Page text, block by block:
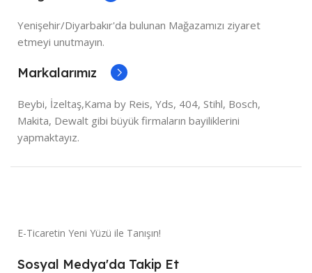
Yenişehir/Diyarbakır'da bulunan Mağazamızı ziyaret
etmeyi unutmayın.
Markalarımız
Beybi, İzeltaş,Kama by Reis, Yds, 404, Stihl, Bosch,
Makita, Dewalt gibi büyük firmaların bayiliklerini
yapmaktayız.
E-Ticaretin Yeni Yüzü ile Tanışın!
Sosyal Medya'da Takip Et